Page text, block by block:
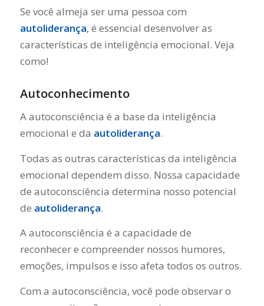
Se você almeja ser uma pessoa com
autoliderança, é essencial desenvolver as
características de inteligência emocional. Veja
como!
Autoconhecimento
A autoconsciência é a base da inteligência
emocional e da autoliderança.
Todas as outras características da inteligência
emocional dependem disso. Nossa capacidade
de autoconsciência determina nosso potencial
de autoliderança.
A autoconsciência é a capacidade de
reconhecer e compreender nossos humores,
emoções, impulsos e isso afeta todos os outros.
Com a autoconsciência, você pode observar o